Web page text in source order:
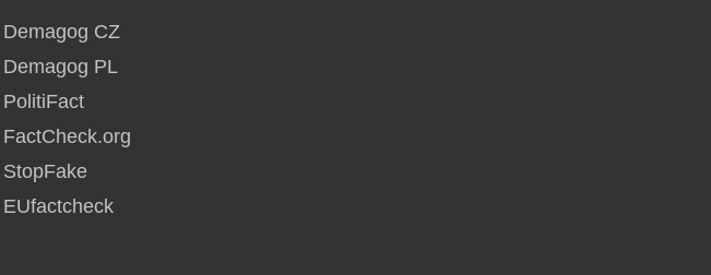
Demagog CZ
Demagog PL
PolitiFact
FactCheck.org
StopFake
EUfactcheck